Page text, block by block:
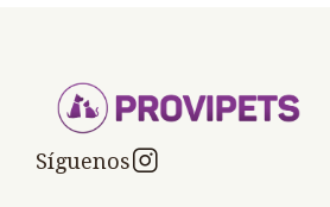
Síguenos